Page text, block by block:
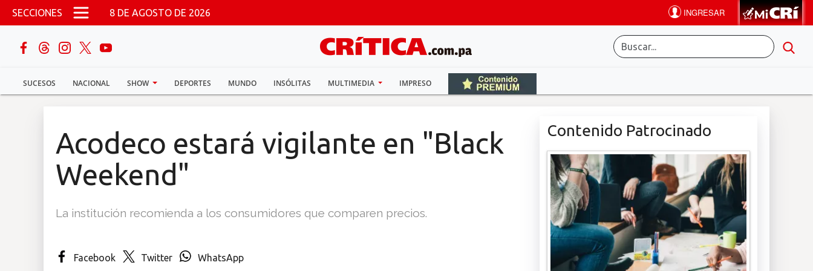
Pasar al contenido principal
SECCIONES 8 DE AGOSTO DE 2026
SUCESOS NACIONAL SHOW DEPORTES MUNDO INSÓLITAS MULTIMEDIA IMPRESO
buscar
Sucesos
Acodeco estará vigilante en "Black
Weekend"
La institución recomienda a los consumidores que comparen precios.
Facebook Twitter WhatsApp
Contenido Patrocinado